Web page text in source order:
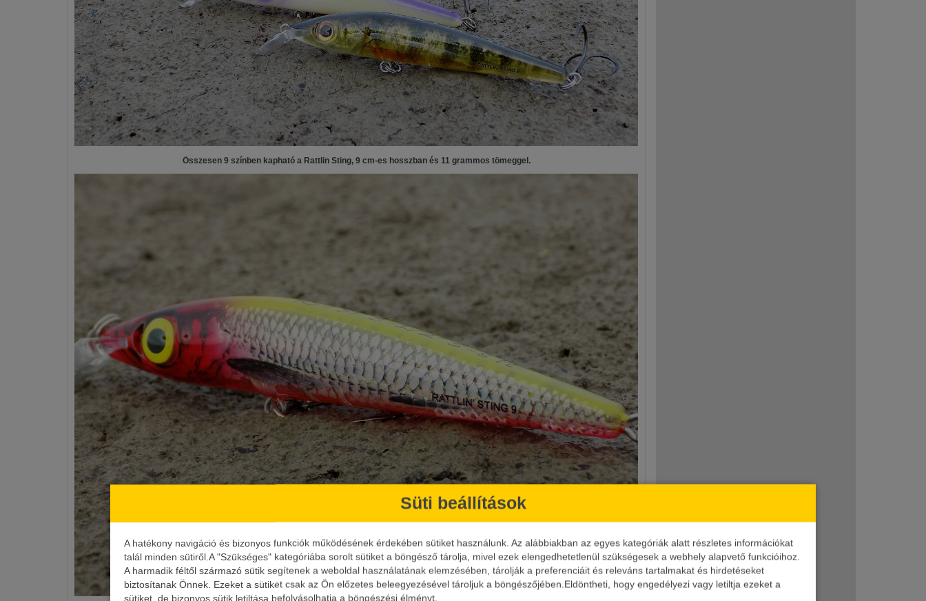
Süti beállítások
A hatékony navigáció és bizonyos funkciók működésének érdekében sütiket használunk. Az alábbiakban az egyes kategóriák alatt részletes információkat
talál minden sütiről.A "Szükséges" kategóriába sorolt sütiket a böngésző tárolja, mivel ezek elengedhetetlenül szükségesek a webhely alapvető funkcióihoz.
A harmadik féltől származó sütik segítenek a weboldal használatának elemzésében, tárolják a preferenciáit és releváns tartalmakat és hirdetéseket
biztosítanak Önnek. Ezeket a sütiket csak az Ön előzetes beleegyezésével tároljuk a böngészőjében.Eldöntheti, hogy engedélyezi vagy letiltja ezeket a
sütiket, de bizonyos sütik letiltása befolyásolhatja a böngészési élményt.
Összesen 9 színben kapható a Rattlin Sting, 9 cm-es hosszban és 11 grammos tömeggel.